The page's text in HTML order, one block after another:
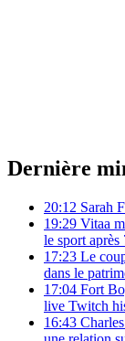
Dernière
20:12 Sarah
19:29 Vitaa
le sport après
17:23 Le
dans le
17:04 Fort
live Twitch
16:43